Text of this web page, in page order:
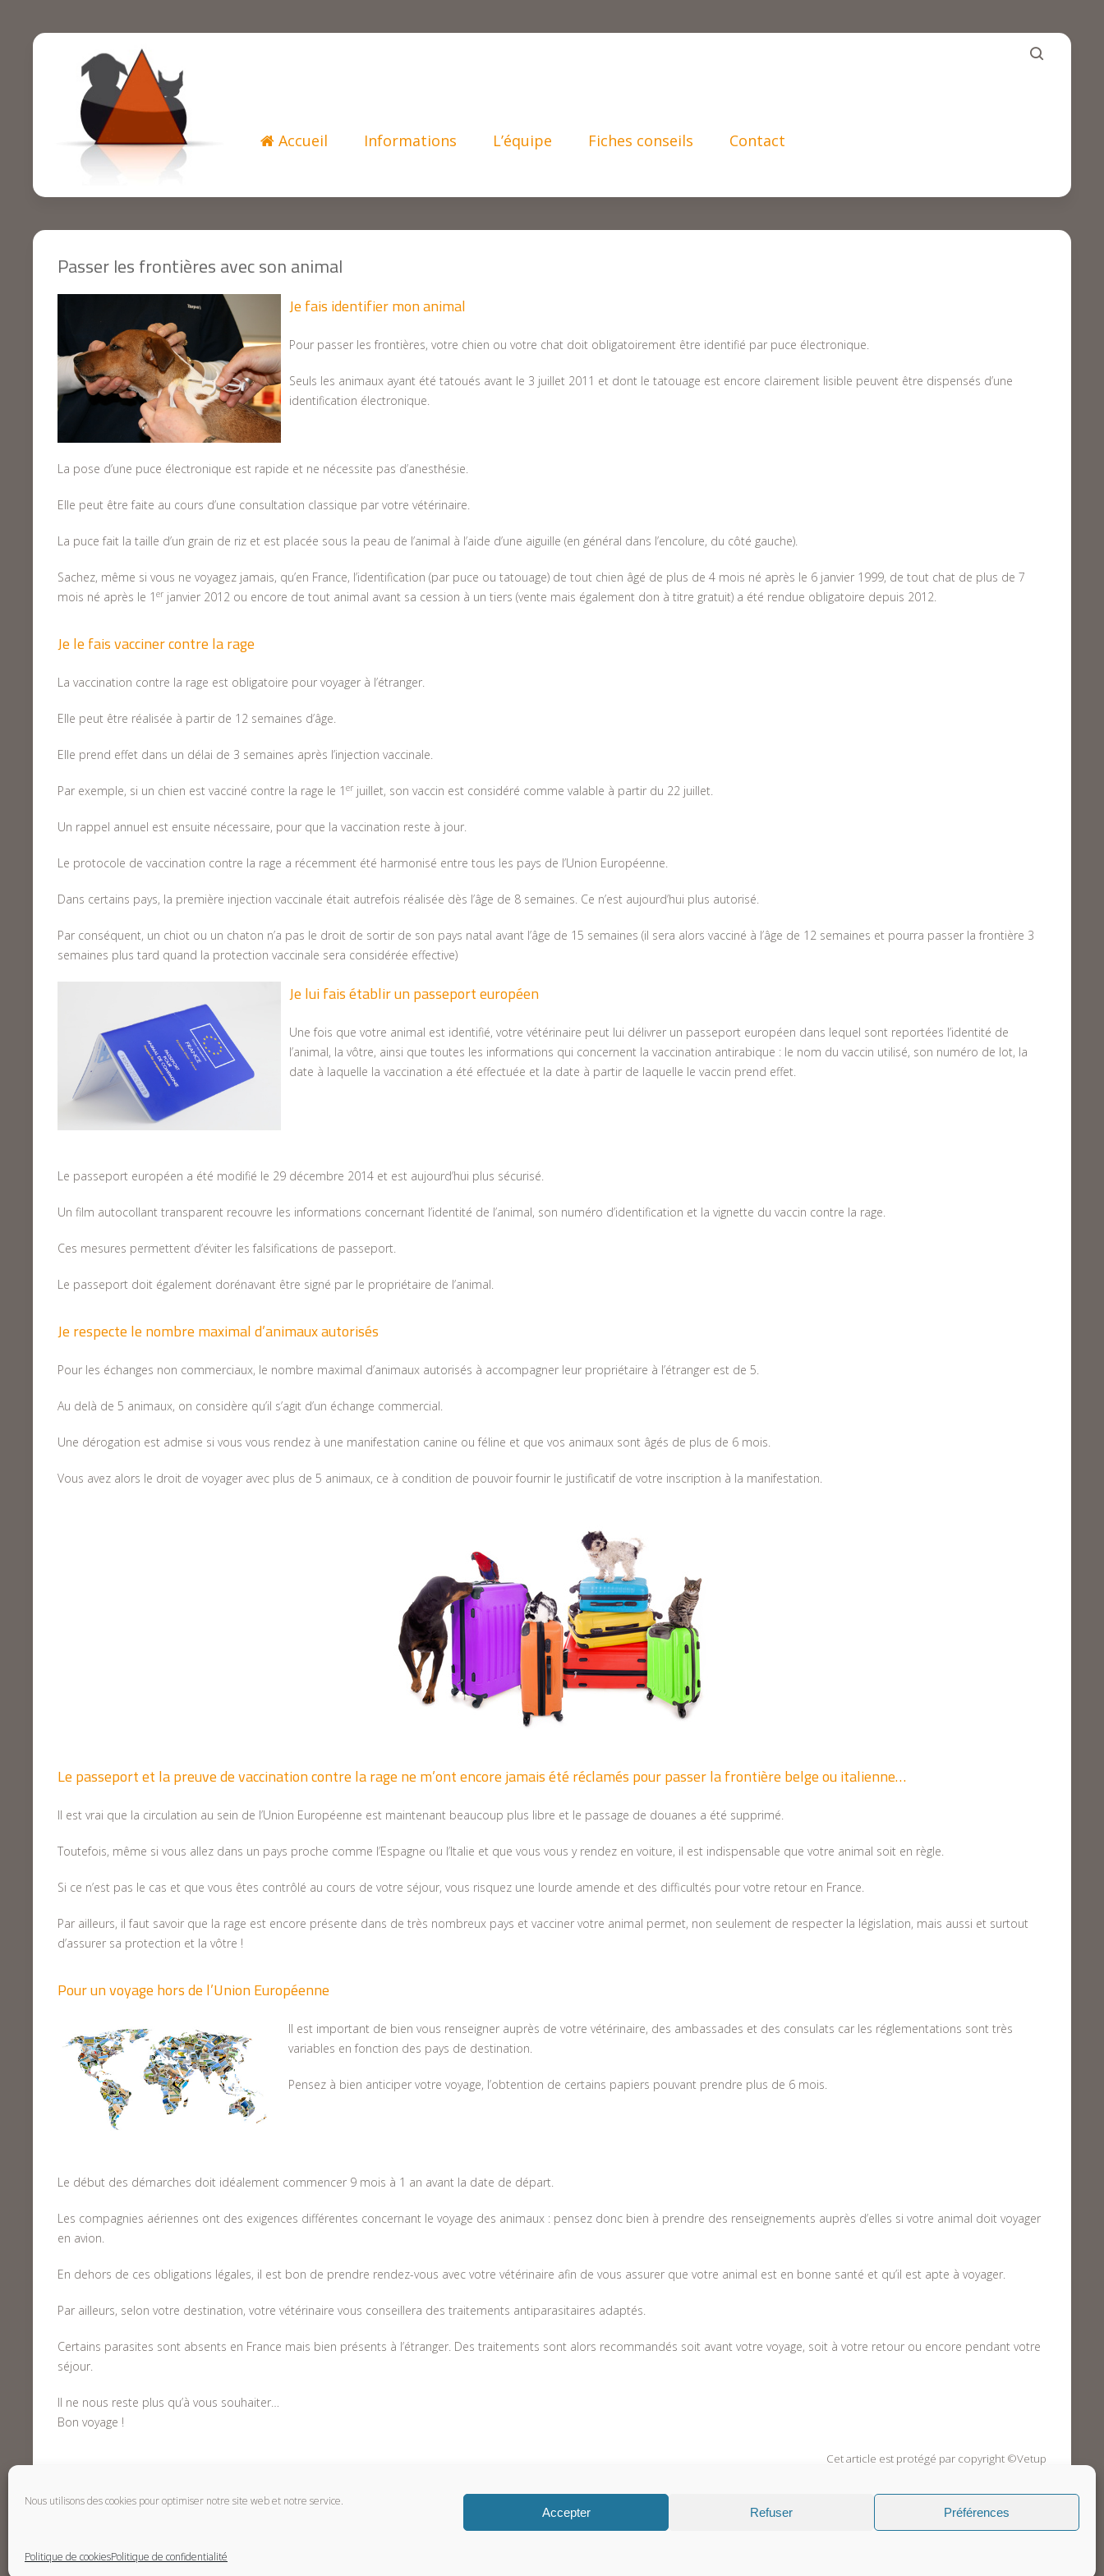
Nous utilisons des cookies pour optimiser notre site web et notre service.
Accepter Refuser Préférences
Politique de cookiesPolitique de confidentialité
Accueil Informations L’équipe Fiches conseils Contact
Passer les frontières avec son animal
Je fais identifier mon animal
Pour passer les frontières, votre chien ou votre chat doit obligatoirement être identifié par puce électronique.
Seuls les animaux ayant été tatoués avant le 3 juillet 2011 et dont le tatouage est encore clairement lisible peuvent être dispensés d’une
identification électronique.
La pose d’une puce électronique est rapide et ne nécessite pas d’anesthésie.
Elle peut être faite au cours d’une consultation classique par votre vétérinaire.
La puce fait la taille d’un grain de riz et est placée sous la peau de l’animal à l’aide d’une aiguille (en général dans l’encolure, du côté gauche).
Sachez, même si vous ne voyagez jamais, qu’en France, l’identification (par puce ou tatouage) de tout chien âgé de plus de 4 mois né après le 6 janvier 1999, de tout chat de plus de 7
mois né après le 1 er janvier 2012 ou encore de tout animal avant sa cession à un tiers (vente mais également don à titre gratuit) a été rendue obligatoire depuis 2012.
Je le fais vacciner contre la rage
La vaccination contre la rage est obligatoire pour voyager à l’étranger.
Elle peut être réalisée à partir de 12 semaines d’âge.
Elle prend effet dans un délai de 3 semaines après l’injection vaccinale.
Par exemple, si un chien est vacciné contre la rage le 1 er juillet, son vaccin est considéré comme valable à partir du 22 juillet.
Un rappel annuel est ensuite nécessaire, pour que la vaccination reste à jour.
Le protocole de vaccination contre la rage a récemment été harmonisé entre tous les pays de l’Union Européenne.
Dans certains pays, la première injection vaccinale était autrefois réalisée dès l’âge de 8 semaines. Ce n’est aujourd’hui plus autorisé.
Par conséquent, un chiot ou un chaton n’a pas le droit de sortir de son pays natal avant l’âge de 15 semaines (il sera alors vacciné à l’âge de 12 semaines et pourra passer la frontière 3
semaines plus tard quand la protection vaccinale sera considérée effective)
Je lui fais établir un passeport européen
Une fois que votre animal est identifié, votre vétérinaire peut lui délivrer un passeport européen dans lequel sont reportées l’identité de
l’animal, la vôtre, ainsi que toutes les informations qui concernent la vaccination antirabique : le nom du vaccin utilisé, son numéro de lot, la
date à laquelle la vaccination a été effectuée et la date à partir de laquelle le vaccin prend effet.
Le passeport européen a été modifié le 29 décembre 2014 et est aujourd’hui plus sécurisé.
Un film autocollant transparent recouvre les informations concernant l’identité de l’animal, son numéro d’identification et la vignette du vaccin contre la rage.
Ces mesures permettent d’éviter les falsifications de passeport.
Le passeport doit également dorénavant être signé par le propriétaire de l’animal.
Je respecte le nombre maximal d’animaux autorisés
Pour les échanges non commerciaux, le nombre maximal d’animaux autorisés à accompagner leur propriétaire à l’étranger est de 5.
Au delà de 5 animaux, on considère qu’il s’agit d’un échange commercial.
Une dérogation est admise si vous vous rendez à une manifestation canine ou féline et que vos animaux sont âgés de plus de 6 mois.
Vous avez alors le droit de voyager avec plus de 5 animaux, ce à condition de pouvoir fournir le justificatif de votre inscription à la manifestation.
Le passeport et la preuve de vaccination contre la rage ne m’ont encore jamais été réclamés pour passer la frontière belge ou italienne…
Il est vrai que la circulation au sein de l’Union Européenne est maintenant beaucoup plus libre et le passage de douanes a été supprimé.
Toutefois, même si vous allez dans un pays proche comme l’Espagne ou l’Italie et que vous vous y rendez en voiture, il est indispensable que votre animal soit en règle.
Si ce n’est pas le cas et que vous êtes contrôlé au cours de votre séjour, vous risquez une lourde amende et des difficultés pour votre retour en France.
Par ailleurs, il faut savoir que la rage est encore présente dans de très nombreux pays et vacciner votre animal permet, non seulement de respecter la législation, mais aussi et surtout
d’assurer sa protection et la vôtre !
Pour un voyage hors de l’Union Européenne
Il est important de bien vous renseigner auprès de votre vétérinaire, des ambassades et des consulats car les réglementations sont très
variables en fonction des pays de destination.
Pensez à bien anticiper votre voyage, l’obtention de certains papiers pouvant prendre plus de 6 mois.
Le début des démarches doit idéalement commencer 9 mois à 1 an avant la date de départ.
Les compagnies aériennes ont des exigences différentes concernant le voyage des animaux : pensez donc bien à prendre des renseignements auprès d’elles si votre animal doit voyager
en avion.
En dehors de ces obligations légales, il est bon de prendre rendez-vous avec votre vétérinaire afin de vous assurer que votre animal est en bonne santé et qu’il est apte à voyager.
Par ailleurs, selon votre destination, votre vétérinaire vous conseillera des traitements antiparasitaires adaptés.
Certains parasites sont absents en France mais bien présents à l’étranger. Des traitements sont alors recommandés soit avant votre voyage, soit à votre retour ou encore pendant votre
séjour.
Il ne nous reste plus qu’à vous souhaiter…
Bon voyage !
Cet article est protégé par copyright ©Vetup